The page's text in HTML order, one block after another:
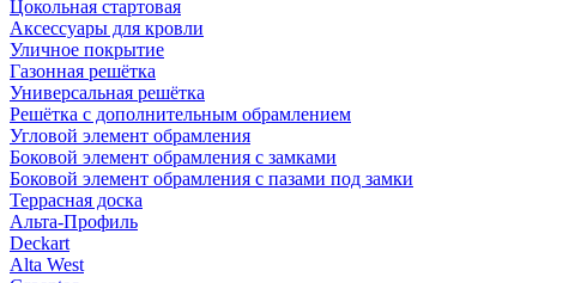
Цокольная стартовая
Аксессуары для кровли
Уличное покрытие
Газонная решётка
Универсальная решётка
Решётка с дополнительным обрамлением
Угловой элемент обрамления
Боковой элемент обрамления с замками
Боковой элемент обрамления с пазами под замки
Террасная доска
Альта-Профиль
Deckart
Alta West